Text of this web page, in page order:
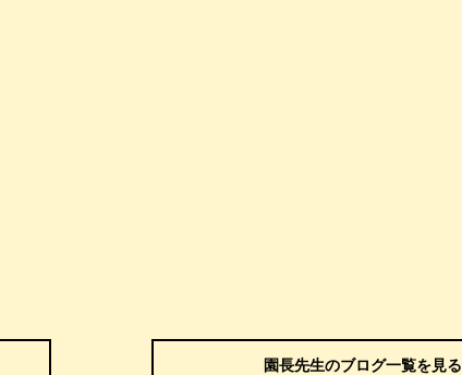
園長先生のブログ一覧を見る